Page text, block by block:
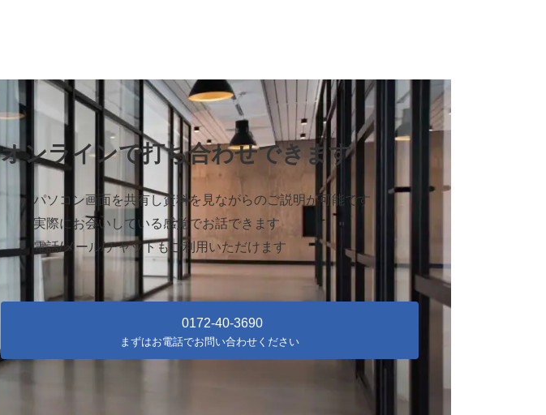
オンラインで打ち合わせできます
パソコン画面を共有し資料を見ながらのご説明が可能です
実際にお会いしている感覚でお話できます
電話/メール/チャットもご利用いただけます
0172-40-3690
まずはお電話でお問い合わせください